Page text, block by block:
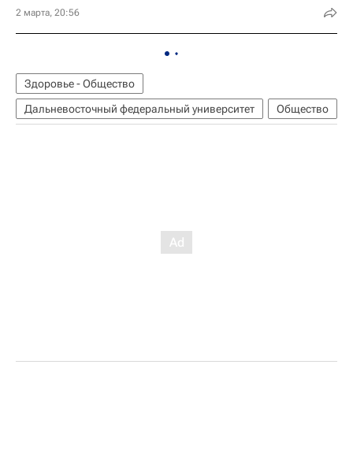
2 марта, 20:56
Здоровье - Общество
Дальневосточный федеральный университет
Общество